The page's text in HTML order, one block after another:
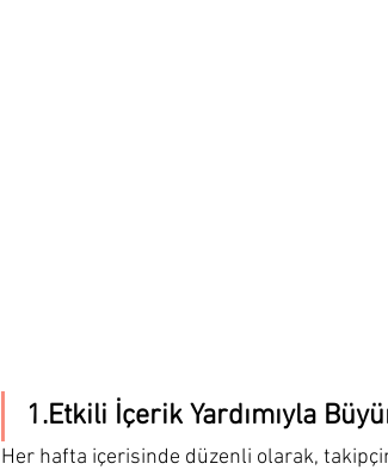
1.Etkili İçerik Yardımıyla
Her hafta içerisinde düzenli olarak,